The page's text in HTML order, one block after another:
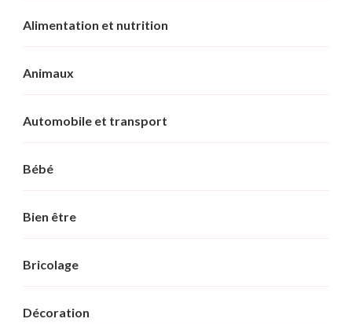
Alimentation et nutrition
Animaux
Automobile et transport
Bébé
Bien être
Bricolage
Décoration